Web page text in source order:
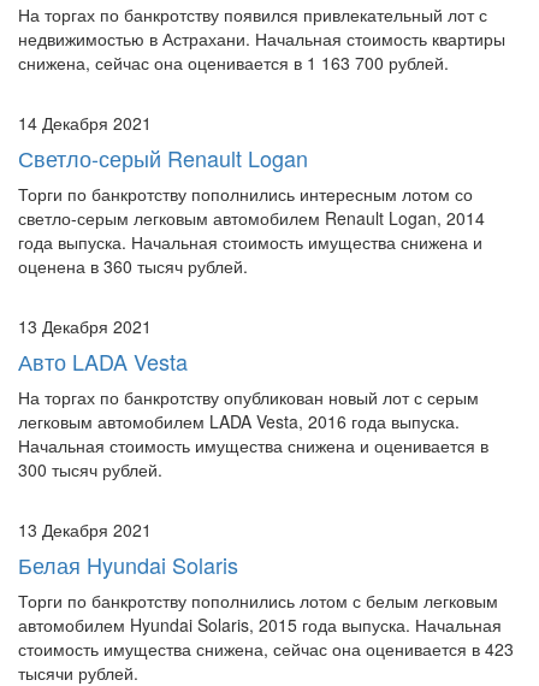
На торгах по банкротству появился привлекательный лот с
недвижимостью в Астрахани. Начальная стоимость квартиры
снижена, сейчас она оценивается в 1 163 700 рублей.
14 Декабря 2021
Светло-серый Renault Logan
Торги по банкротству пополнились интересным лотом со
светло-серым легковым автомобилем Renault Logan, 2014
года выпуска. Начальная стоимость имущества снижена и
оценена в 360 тысяч рублей.
13 Декабря 2021
Авто LADA Vesta
На торгах по банкротству опубликован новый лот с серым
легковым автомобилем LADA Vesta, 2016 года выпуска.
Начальная стоимость имущества снижена и оценивается в
300 тысяч рублей.
13 Декабря 2021
Белая Hyundai Solaris
Торги по банкротству пополнились лотом с белым легковым
автомобилем Hyundai Solaris, 2015 года выпуска. Начальная
стоимость имущества снижена, сейчас она оценивается в 423
тысячи рублей.